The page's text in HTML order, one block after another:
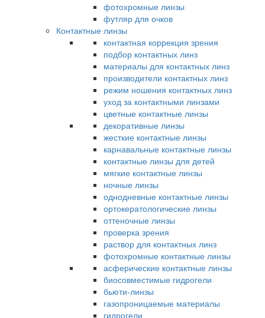
фотохромные линзы
футляр для очков
Контактные линзы
контактная коррекция зрения
подбор контактных линз
материалы для контактных линз
производители контактных линз
режим ношения контактных линз
уход за контактными линзами
цветные контактные линзы
декоративные линзы
жесткие контактные линзы
карнавальные контактные линзы
контактные линзы для детей
мягкие контактные линзы
ночные линзы
однодневные контактные линзы
ортокератологические линзы
оттеночные линзы
проверка зрения
раствор для контактных линз
фотохромные контактные линзы
асферические контактные линзы
биосовместимые гидрогели
бьюти-линзы
газопроницаемые материалы
гидрогели